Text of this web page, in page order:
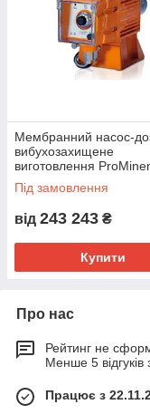
Мембранний насос-
вибухозахищене
виготовлення
EXtronic®
Під замовлення
від 243 243 ₴
Купити
Про нас
Рейтинг не
Менше 5 відгуків
Працює з